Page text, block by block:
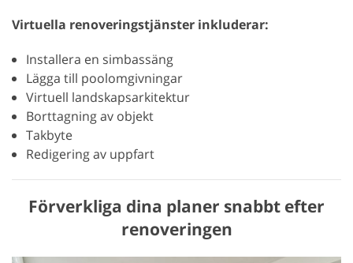
Virtuella renoveringstjänster inkluderar:
Installera en simbassäng
Lägga till poolomgivningar
Virtuell landskapsarkitektur
Borttagning av objekt
Takbyte
Redigering av uppfart
Förverkliga dina planer snabbt efter
renoveringen